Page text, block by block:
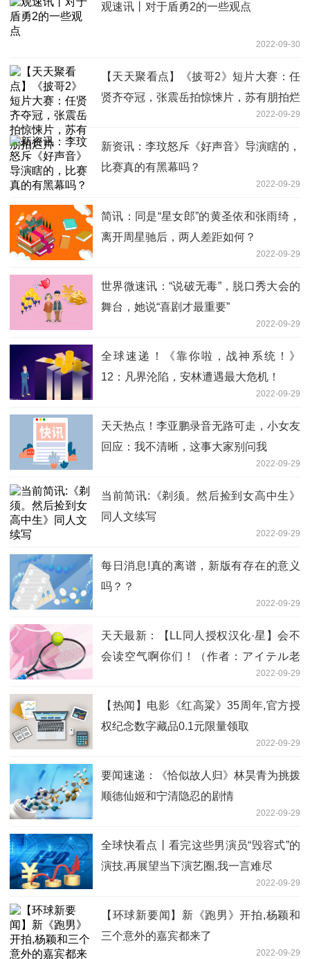
观速讯丨对于盾勇2的一些观点
2022-09-30
【天天聚看点】《披哥2》短片大赛：任
贤齐夺冠，张震岳拍惊悚片，苏有朋拍烂
2022-09-29
新资讯：李玟怒斥《好声音》导演瞎的，
比赛真的有黑幕吗？
2022-09-29
简讯：同是“星女郎”的黄圣依和张雨绮，
离开周星驰后，两人差距如何？
2022-09-29
世界微速讯：“说破无毒”，脱口秀大会的
舞台，她说“喜剧才最重要”
2022-09-29
全球速递！《靠你啦，战神系统！》
12：凡界沦陷，安林遭遇最大危机！
2022-09-29
天天热点！李亚鹏录音无路可走，小女友
回应：我不清晰，这事大家别问我
2022-09-29
当前简讯:《剃须。然后捡到女高中生》
同人文续写
2022-09-29
每日消息!真的离谱，新版有存在的意义
吗？？
2022-09-29
天天最新：【LL同人授权汉化·星】会不
会读空气啊你们！（作者：アイテル老
2022-09-29
【热闻】电影《红高粱》35周年,官方授
权纪念数字藏品0.1元限量领取
2022-09-29
要闻速递：《恰似故人归》林昊青为挑拨
顺德仙姬和宁清隐忍的剧情
2022-09-29
全球快看点丨看完这些男演员“毁容式”的
演技,再展望当下演艺圈,我一言难尽
2022-09-29
【环球新要闻】新《跑男》开拍,杨颖和
三个意外的嘉宾都来了
2022-09-29